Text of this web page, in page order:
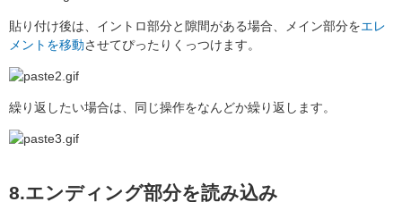
貼り付け後は、イントロ部分と隙間がある場合、メイン部分をエレ
メントを移動させてぴったりくっつけます。
繰り返したい場合は、同じ操作をなんどか繰り返します。
8.エンディング部分を読み込み